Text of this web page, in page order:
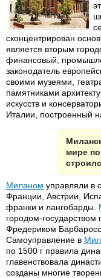
сконцентрирован
является вторым
финансовый,
законодатель
своими музеями,
памятниками
искусств и
Италии, построенный
мире
Миланом управляли в
Франции, Австрии,
франки и лангобарды.
городом-государством
Фредериком
Самоуправление в
по 1500 г правила
главенствовала
созданы многие